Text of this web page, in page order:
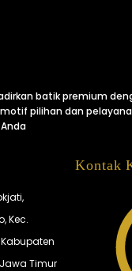
batik premium
pilihan dan
Kec.
Timur
Kontak